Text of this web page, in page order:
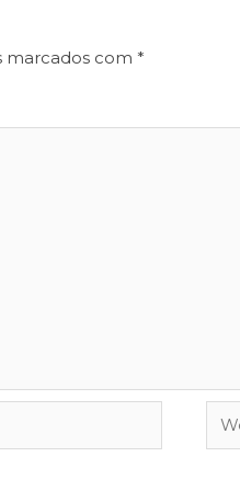
marcados com *